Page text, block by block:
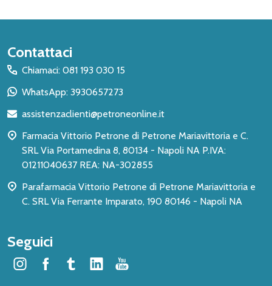
Inizio
del
piè
pagina
Contattaci
Chiamaci: 081 193 030 15
WhatsApp: 3930657273
assistenzaclienti@petroneonline.it
Farmacia Vittorio Petrone di Petrone Mariavittoria e C.
SRL Via Portamedina 8, 80134 - Napoli NA P.IVA:
01211040637 REA: NA-302855
Parafarmacia Vittorio Petrone di Petrone Mariavittoria e
C. SRL Via Ferrante Imparato, 190 80146 - Napoli NA
Seguici